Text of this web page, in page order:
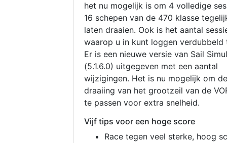
het nu mogelijk is om 4 volledige
16 schepen van de 470 klasse
laten draaien. Ook is het aantal
waarop u in kunt loggen verdubbeld
Er is een nieuwe versie van Sail
(5.1.6.0) uitgegeven met een aantal
wijzigingen. Het is nu mogelijk om de
draaiing van het grootzeil van de
te passen voor extra snelheid.
Vijf tips voor een hoge score
Race tegen veel sterke, hoog